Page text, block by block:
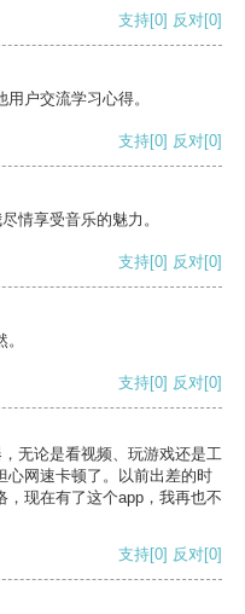
支持[0] 反对[0]
户交流学习心得。
支持[0] 反对[0]
情享受音乐的魅力。
支持[0] 反对[0]
支持[0] 反对[0]
无论是看视频、玩游戏还是工
心网速卡顿了。以前出差的时
现在有了这个app，我再也不
支持[0] 反对[0]